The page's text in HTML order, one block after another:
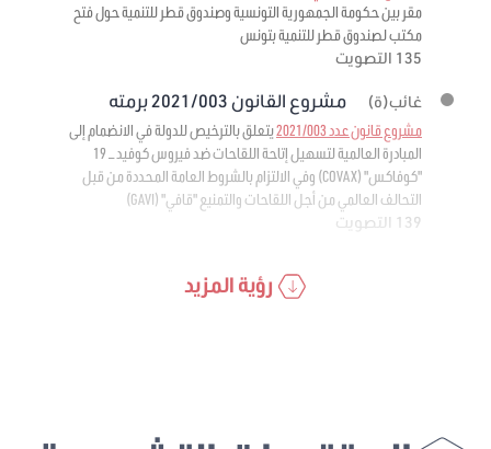
مقر بين حكومة الجمهورية التونسية وصندوق قطر للتنمية حول فتح
مكتب لصندوق قطر للتنمية بتونس
135 التصويت
غائب(ة) مشروع القانون 2021/003 برمته
مشروع قانون عدد 2021/003
يتعلق بالترخيص للدولة في الانضمام إلى
المبادرة العالمية لتسهيل إتاحة اللقاحات ضد فيروس كوفيد – 19
"كوفاكس" (COVAX) وفي الالتزام بالشروط العامة المحددة من قبل
التحالف العالمي من أجل اللقاحات والتمنيع "قافي" (GAVI)
139 التصويت
رؤية المزيد